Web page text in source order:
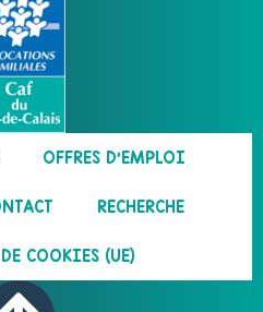
OFFRES D’EMPLOI
RECHERCHE
COOKIES (UE)